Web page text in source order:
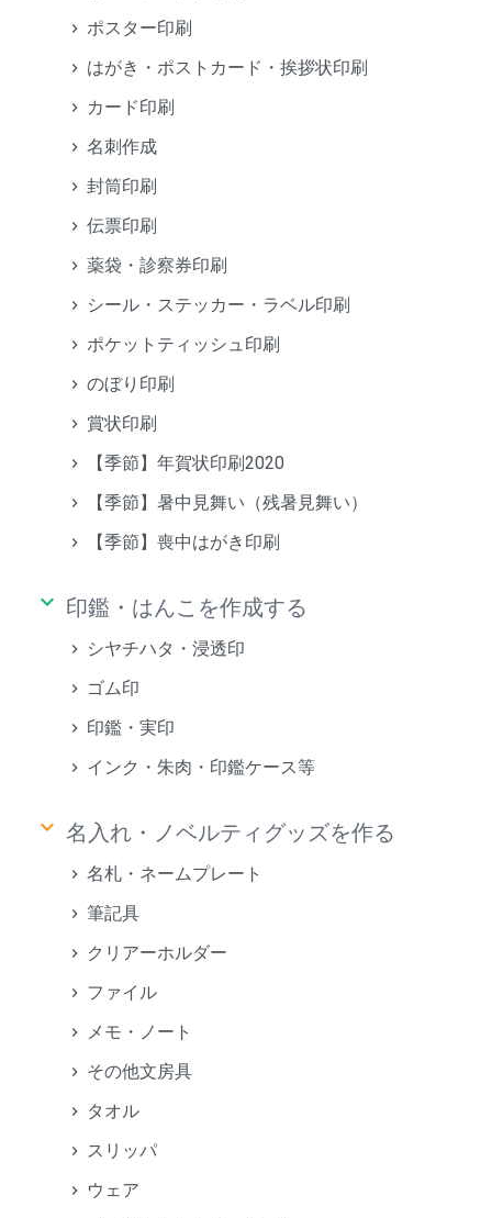
ポスター印刷
はがき・ポストカード・挨拶状印刷
カード印刷
名刺作成
封筒印刷
伝票印刷
薬袋・診察券印刷
シール・ステッカー・ラベル印刷
ポケットティッシュ印刷
のぼり印刷
賞状印刷
【季節】年賀状印刷2020
【季節】暑中見舞い（残暑見舞い）
【季節】喪中はがき印刷
keyboard_arrow_down 印鑑・はんこを作成する
シヤチハタ・浸透印
ゴム印
印鑑・実印
インク・朱肉・印鑑ケース等
keyboard_arrow_down 名入れ・ノベルティグッズを作る
名札・ネームプレート
筆記具
クリアーホルダー
ファイル
メモ・ノート
その他文房具
タオル
スリッパ
ウェア